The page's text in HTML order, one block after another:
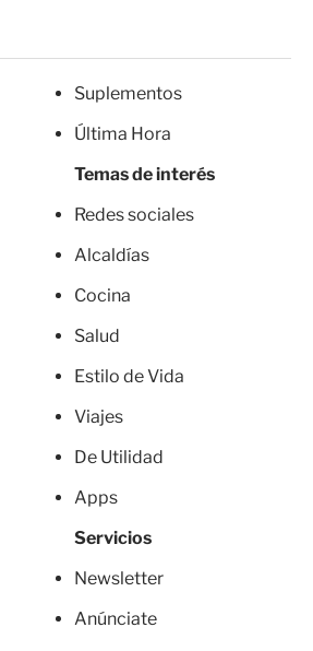
Suplementos
Última Hora
Temas de interés
Redes sociales
Alcaldías
Cocina
Salud
Estilo de Vida
Viajes
De Utilidad
Apps
Servicios
Newsletter
Anúnciate